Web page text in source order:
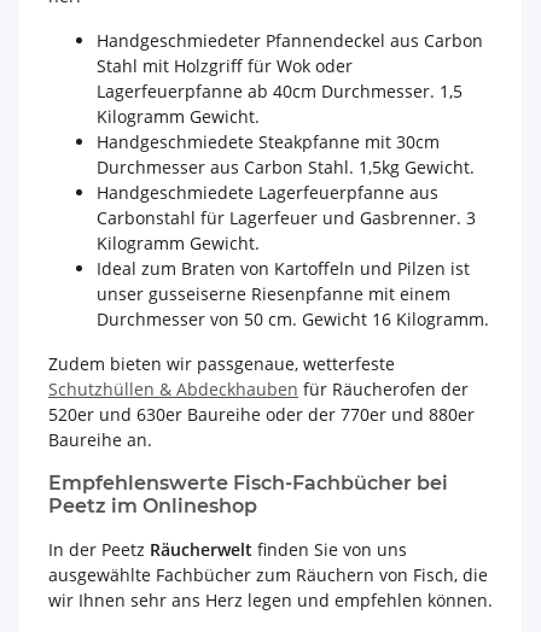
Handgeschmiedeter Pfannendeckel aus Carbon
Stahl mit Holzgriff für Wok oder
Lagerfeuerpfanne ab 40cm Durchmesser. 1,5
Kilogramm Gewicht.
Handgeschmiedete Steakpfanne mit 30cm
Durchmesser aus Carbon Stahl. 1,5kg Gewicht.
Handgeschmiedete Lagerfeuerpfanne aus
Carbonstahl für Lagerfeuer und Gasbrenner. 3
Kilogramm Gewicht.
Ideal zum Braten von Kartoffeln und Pilzen ist
unser gusseiserne Riesenpfanne mit einem
Durchmesser von 50 cm. Gewicht 16 Kilogramm.
Zudem bieten wir passgenaue, wetterfeste
Schutzhüllen & Abdeckhauben für Räucherofen der
520er und 630er Baureihe oder der 770er und 880er
Baureihe an.
Empfehlenswerte Fisch-Fachbücher bei
Peetz im Onlineshop
In der Peetz Räucherwelt finden Sie von uns
ausgewählte Fachbücher zum Räuchern von Fisch, die
wir Ihnen sehr ans Herz legen und empfehlen können.